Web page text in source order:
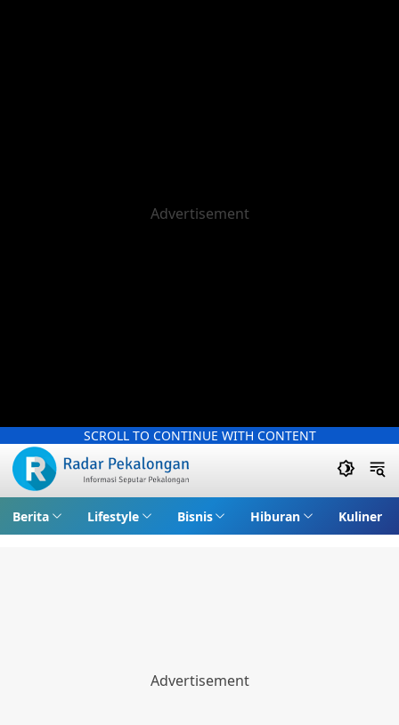
SCROLL TO CONTINUE WITH CONTENT
Berita Lifestyle Bisnis Hiburan Kuliner